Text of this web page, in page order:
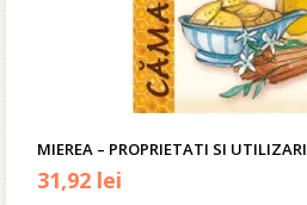
MIEREA – PROPRIETATI SI UTILIZARI
Prețul
31,92 lei